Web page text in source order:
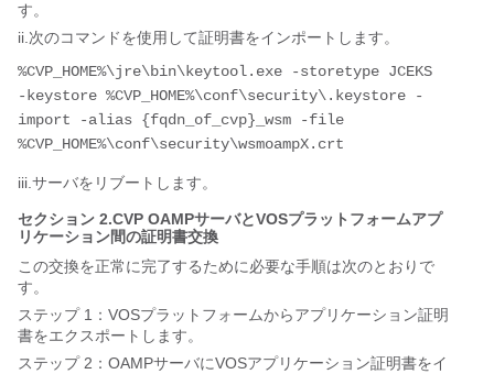
す。
ii.次のコマンドを使用して証明書をインポートします。
%CVP_HOME%\jre\bin\keytool.exe -storetype JCEKS
-keystore %CVP_HOME%\conf\security\.keystore -
import -alias {fqdn_of_cvp}_wsm -file
iii.サーバをリブートします。
セクション 2.CVP OAMPサーバとVOSプラットフォームアプ
リケーション間の証明書交換
この交換を正常に完了するために必要な手順は次のとおりで
す。
ステップ 1：VOSプラットフォームからアプリケーション証明
書をエクスポートします。
ステップ 2：OAMPサーバにVOSアプリケーション証明書をイ